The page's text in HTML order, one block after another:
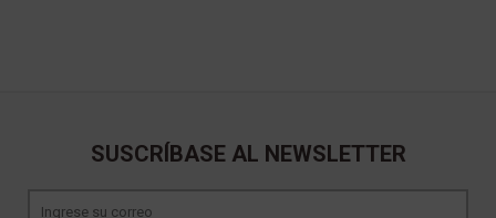
SUSCRÍBASE AL NEWSLETTER